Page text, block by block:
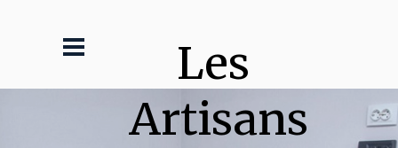
Les
Artisans